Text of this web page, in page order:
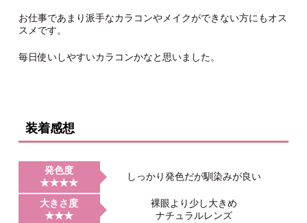
お仕事であまり派手なカラコンやメイクができない方にもオス
スメです。
毎日使いしやすいカラコンかなと思いました。
装着感想
発色度
★★★★
しっかり発色だが馴染みが良い
大きさ度
★★★
裸眼より少し大きめ
ナチュラルレンズ